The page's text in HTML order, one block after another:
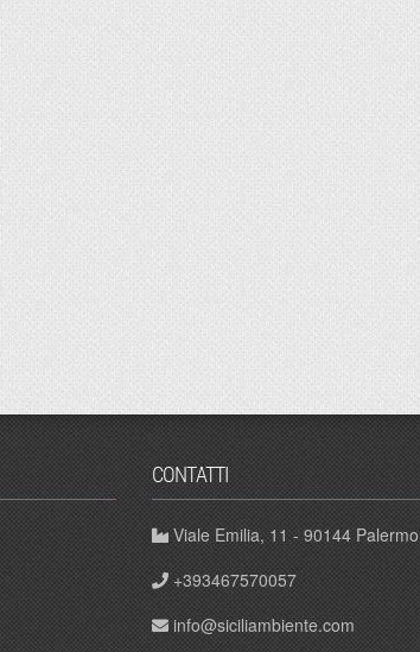
CONTATTI
Viale Emilia, 11 - 90144 Palermo
+393467570057
info@siciliambiente.com